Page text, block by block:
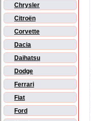
Chrysler
Citroën
Corvette
Dacia
Daihatsu
Dodge
Ferrari
Fiat
Ford